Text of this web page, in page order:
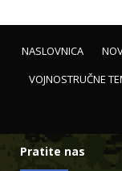
NASLOVNICA
VOJNOSTRUČNE
Pratite nas